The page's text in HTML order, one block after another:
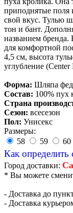
приподнятые поля
свой вкус. Тулью
тон и бант.
названием бренда.
для комфортной
4,5 см, высота
углубление
Форма: Шляпа
Состав: 100% пух
Страна
Сезон: всесезон
Пол: Унисекс
Размеры:
58
59 60
Как определить
Город доставки:
* Вы можете
- Доставка до
- Доставка